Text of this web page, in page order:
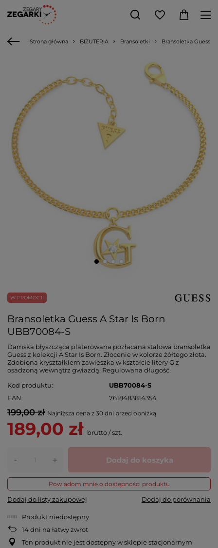
Strona główna BIŻUTERIA Bransoletki Bransoletka Guess A
W PROMOCJI
Bransoletka Guess A Star Is Born
UBB70084-S
Damska błyszcząca platerowana pozłacana stalowa bransoletka
Guess z kolekcji A Star Is Born. Złocenie w kolorze żółtego złota.
Zdobiona kryształkiem zawieszka w kształcie litery G z
osadzoną wewnątrz gwiazdą. Regulowana długość.
Kod produktu
UBB70084-S
EAN
7618483814354
199,00 zł Najniższa cena z 30 dni przed obniżką
189,00 zł brutto/szt.
- + Dodaj do koszyka
Powiadom mnie o dostępności produktu
Dodaj do listy zakupowej Dodaj do porównania
Produkt niedostępny
14dni na łatwy zwrot
Ten produkt nie jest dostępny w sklepie stacjonarnym